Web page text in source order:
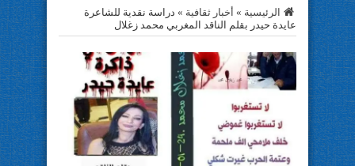
الرئيسية » أخبار ثقافية » دراسة نقدية للشاعرة
عايدة حيدر بقلم الناقد المغربي محمد زغلال